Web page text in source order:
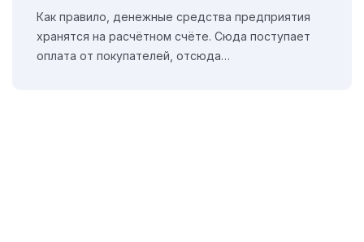
Как правило, денежные средства предприятия
хранятся на расчётном счёте. Сюда поступает
оплата от покупателей, отсюда…